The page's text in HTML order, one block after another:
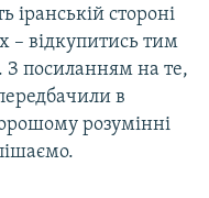
іранській стороні
– відкупитись тим
З посиланням на те,
в
розумінні